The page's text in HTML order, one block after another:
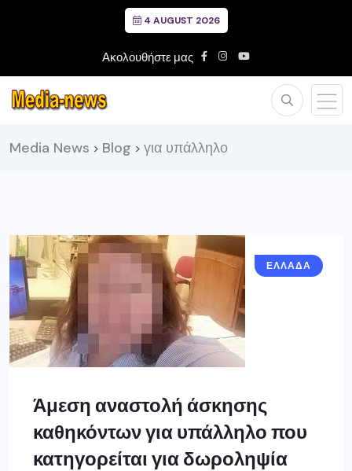
4 AUGUST 2026
Ακολουθήστε μας
Media News > Blog > για υπάλληλο
ΕΛΛΑΔΑ
Άμεση αναστολή άσκησης
καθηκόντων για υπάλληλο που
κατηγορείται για δωροληψία